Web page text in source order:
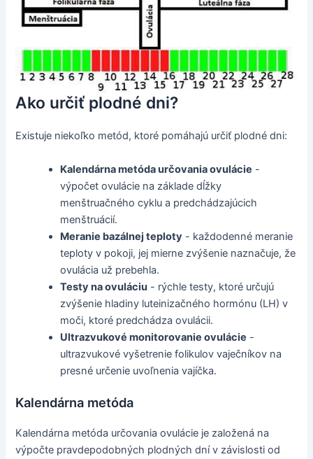
Ako určiť plodné dni?
Existuje niekoľko metód, ktoré pomáhajú určiť plodné dni:
Kalendárna metóda určovania ovulácie -
výpočet ovulácie na základe dĺžky
menštruačného cyklu a predchádzajúcich
menštruácií.
Meranie bazálnej teploty - každodenné meranie
teploty v pokoji, jej mierne zvýšenie naznačuje, že
ovulácia už prebehla.
Testy na ovuláciu - rýchle testy, ktoré určujú
zvýšenie hladiny luteinizačného hormónu (LH) v
moči, ktoré predchádza ovulácii.
Ultrazvukové monitorovanie ovulácie -
ultrazvukové vyšetrenie folikulov vaječníkov na
presné určenie uvoľnenia vajíčka.
Kalendárna metóda
Kalendárna metóda určovania ovulácie je založená na
výpočte pravdepodobných plodných dní v závislosti od